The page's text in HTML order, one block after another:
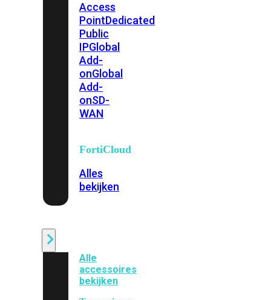
Access
PointDedicated
Public
IPGlobal
Add-
onGlobal
Add-
onSD-
WAN
FortiCloud
Alles
bekijken
Alle
accessoires
bekijken